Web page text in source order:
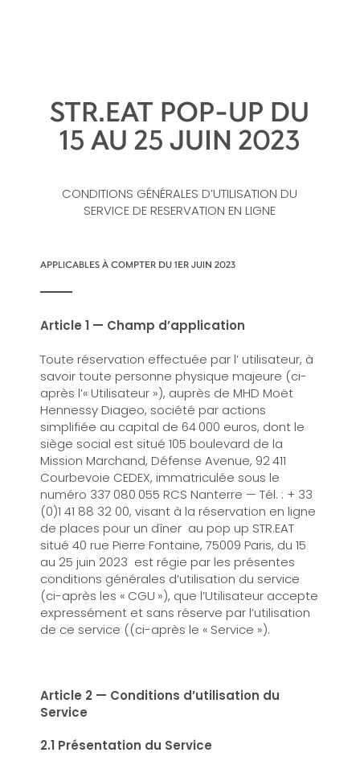
STR.EAT POP-UP DU
15 AU 25 JUIN 2023
CONDITIONS GÉNÉRALES D’UTILISATION DU
SERVICE DE RESERVATION EN LIGNE
APPLICABLES À COMPTER DU 1ER JUIN 2023
Article 1 — Champ d’application
Toute réservation effectuée par l’ utilisateur, à
savoir toute personne physique majeure (ci-
après l’« Utilisateur »), auprès de MHD Moët
Hennessy Diageo, société par actions
simplifiée au capital de 64 000 euros, dont le
siège social est situé 105 boulevard de la
Mission Marchand, Défense Avenue, 92 411
Courbevoie CEDEX, immatriculée sous le
numéro 337 080 055 RCS Nanterre — Tél. : + 33
(0)1 41 88 32 00, visant à la réservation en ligne
de places pour un dîner au pop up STR.EAT
situé 40 rue Pierre Fontaine, 75009 Paris, du 15
au 25 juin 2023 est régie par les présentes
conditions générales d’utilisation du service
(ci-après les « CGU »), que l’Utilisateur accepte
expressément et sans réserve par l’utilisation
de ce service ((ci-après le « Service »).
Article 2 — Conditions d’utilisation du
Service
2.1 Présentation du Service